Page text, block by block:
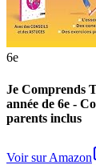
6e
Je Comprends
année de 6e -
parents inclus
Voir sur Amazon